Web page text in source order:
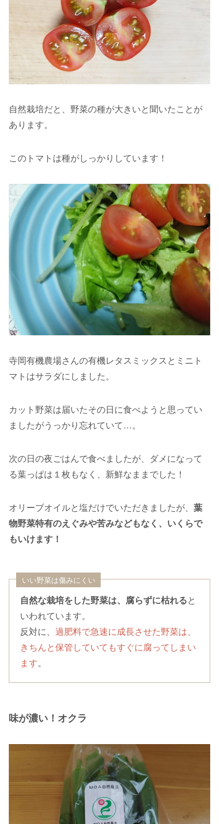
自然栽培だと、野菜の種が大きいと聞いたことが
あります。
このトマトは種がしっかりしています！
寺岡有機農場さんの有機レタスミックスとミニト
マトはサラダにしました。
カット野菜は届いたその日に食べようと思ってい
ましたがうっかり忘れていて…。
次の日の夜ごはんで食べましたが、ダメになって
る葉っぱは１枚もなく、新鮮なままでした！
オリーブオイルと塩だけでいただきましたが、 葉
物野菜特有のえぐみや苦みなどもなく、いくらで
もいけます！
いい野菜は傷みにくい
自然な栽培をした野菜は、腐らずに枯れる と
いわれています。
反対に、過肥料で急速に成長させた野菜は、
きちんと保管していてもすぐに腐ってしまい
ます。
味が濃い！オクラ